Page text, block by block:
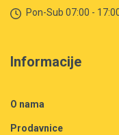
Pon-Sub 07:00 -
Informacije
O nama
Prodavnice